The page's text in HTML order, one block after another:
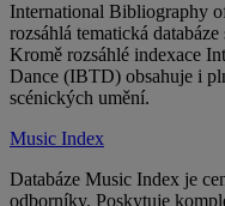
International Bibliography
rozsáhlá tematická
Kromě rozsáhlé indexace
Dance (IBTD) obsahuje i
scénických umění.
Music Index
Databáze Music Index je
odborníky. Poskytuje